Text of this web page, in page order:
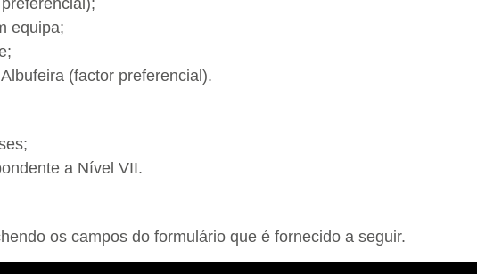
equipa;
(factor preferencial).
a Nível VII.
os campos do formulário que é fornecido a seguir.